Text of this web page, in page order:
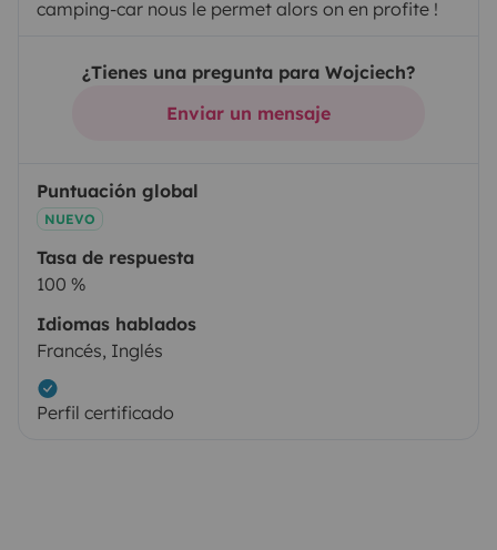
camping-car nous le permet alors on en profite !
¿Tienes una pregunta para Wojciech?
Enviar un mensaje
Puntuación global
NUEVO
Tasa de respuesta
100 %
Idiomas hablados
Francés, Inglés
Perfil certificado